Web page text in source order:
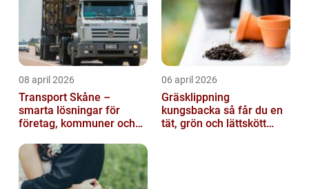
08 april 2026
Transport Skåne –
smarta lösningar för
företag, kommuner och
06 april 2026
Gräsklippning
kungsbacka så får du en
tät, grön och lättskött